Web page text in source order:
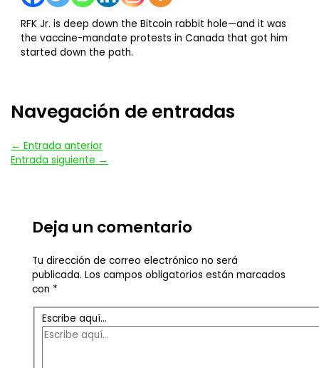
RFK Jr. is deep down the Bitcoin rabbit hole—and it was
the vaccine-mandate protests in Canada that got him
started down the path.
Navegación de entradas
← Entrada anterior
Entrada siguiente →
Deja un comentario
Tu dirección de correo electrónico no será
publicada. Los campos obligatorios están marcados
con *
Escribe aquí...